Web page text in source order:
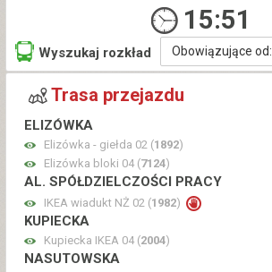
15:51
Wyszukaj rozkład Obowiązujące od:
Trasa przejazdu
ELIZÓWKA
Elizówka - giełda 02 (1892)
Elizówka bloki 04 (7124)
AL. SPÓŁDZIELCZOŚCI PRACY
IKEA wiadukt NŻ 02 (1982)
KUPIECKA
Kupiecka IKEA 04 (2004)
NASUTOWSKA